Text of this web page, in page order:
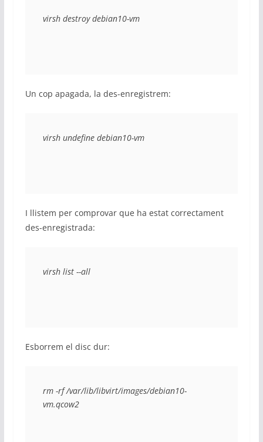
virsh destroy debian10-vm
Un cop apagada, la des-enregistrem:
virsh undefine debian10-vm
I llistem per comprovar que ha estat correctament
des-enregistrada:
virsh list --all
Esborrem el disc dur:
rm -rf /var/lib/libvirt/images/debian10-
vm.qcow2